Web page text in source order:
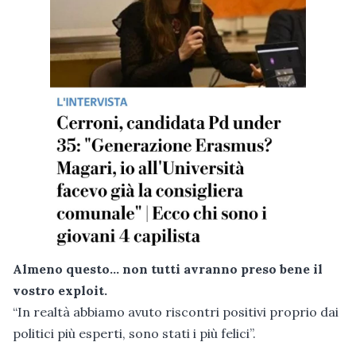
Almeno questo… non tutti avranno preso bene il
vostro exploit.
“In realtà abbiamo avuto riscontri positivi proprio dai
politici più esperti, sono stati i più felici”.